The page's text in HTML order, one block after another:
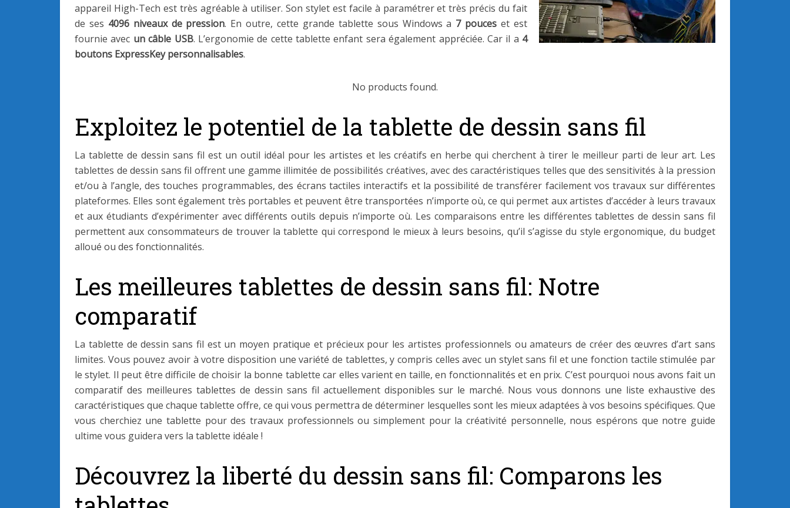
appareil High-Tech est très agréable à utiliser. Son stylet est facile à paramétrer et très précis du fait
de ses 4096 niveaux de pression. En outre, cette grande tablette sous Windows a 7 pouces et est
fournie avec un câble USB. L’ergonomie de cette tablette enfant sera également appréciée. Car il a 4
boutons ExpressKey personnalisables.
No products found.
Exploitez le potentiel de la tablette de dessin sans fil
La tablette de dessin sans fil est un outil idéal pour les artistes et les créatifs en herbe qui cherchent à tirer le meilleur parti de leur art. Les
tablettes de dessin sans fil offrent une gamme illimitée de possibilités créatives, avec des caractéristiques telles que des sensitivités à la pression
et/ou à l’angle, des touches programmables, des écrans tactiles interactifs et la possibilité de transférer facilement vos travaux sur différentes
plateformes. Elles sont également très portables et peuvent être transportées n’importe où, ce qui permet aux artistes d’accéder à leurs travaux
et aux étudiants d’expérimenter avec différents outils depuis n’importe où. Les comparaisons entre les différentes tablettes de dessin sans fil
permettent aux consommateurs de trouver la tablette qui correspond le mieux à leurs besoins, qu’il s’agisse du style ergonomique, du budget
alloué ou des fonctionnalités.
Les meilleures tablettes de dessin sans fil: Notre
comparatif
La tablette de dessin sans fil est un moyen pratique et précieux pour les artistes professionnels ou amateurs de créer des œuvres d’art sans
limites. Vous pouvez avoir à votre disposition une variété de tablettes, y compris celles avec un stylet sans fil et une fonction tactile stimulée par
le stylet. Il peut être difficile de choisir la bonne tablette car elles varient en taille, en fonctionnalités et en prix. C’est pourquoi nous avons fait un
comparatif des meilleures tablettes de dessin sans fil actuellement disponibles sur le marché. Nous vous donnons une liste exhaustive des
caractéristiques que chaque tablette offre, ce qui vous permettra de déterminer lesquelles sont les mieux adaptées à vos besoins spécifiques. Que
vous cherchiez une tablette pour des travaux professionnels ou simplement pour la créativité personnelle, nous espérons que notre guide
ultime vous guidera vers la tablette idéale !
Découvrez la liberté du dessin sans fil: Comparons les